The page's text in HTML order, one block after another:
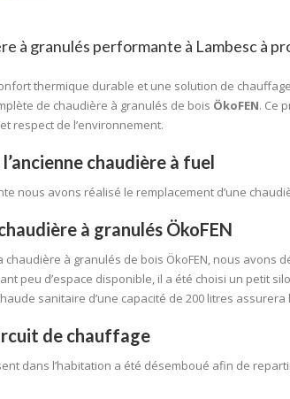
à granulés performante à Lambesc à
thermique durable et une solution de
de chaudière à granulés de bois ÖkoFEN. Ce
respect de l’environnement.
chaudière à fuel
nous avons réalisé le remplacement d’une
à granulés ÖkoFEN
chaudière à granulés de bois ÖkoFEN, nous avons
peu d’espace disponible, il a été choisi un petit
sanitaire d’une capacité de 200 litres
de chauffage
dans l’habitation a été désemboué afin de